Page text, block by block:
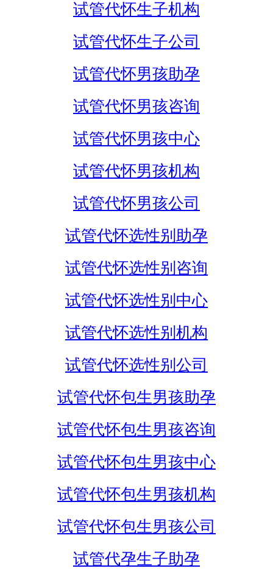
试管代怀生子机构
试管代怀生子公司
试管代怀男孩助孕
试管代怀男孩咨询
试管代怀男孩中心
试管代怀男孩机构
试管代怀男孩公司
试管代怀选性别助孕
试管代怀选性别咨询
试管代怀选性别中心
试管代怀选性别机构
试管代怀选性别公司
试管代怀包生男孩助孕
试管代怀包生男孩咨询
试管代怀包生男孩中心
试管代怀包生男孩机构
试管代怀包生男孩公司
试管代孕生子助孕